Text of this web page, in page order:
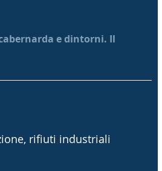
e dintorni. Il
rifiuti industriali